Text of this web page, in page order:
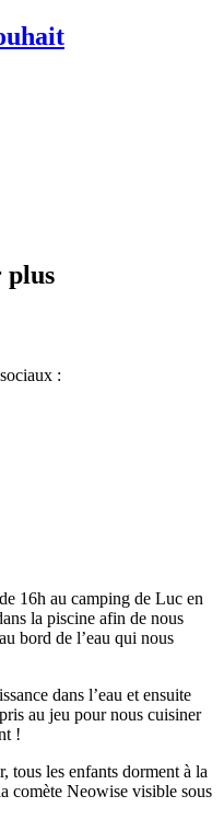
:
16h au camping de Luc en
la piscine afin de nous
bord de l’eau qui nous
dans l’eau et ensuite
au jeu pour nous cuisiner
!
tous les enfants dorment à la
comète Neowise visible sous